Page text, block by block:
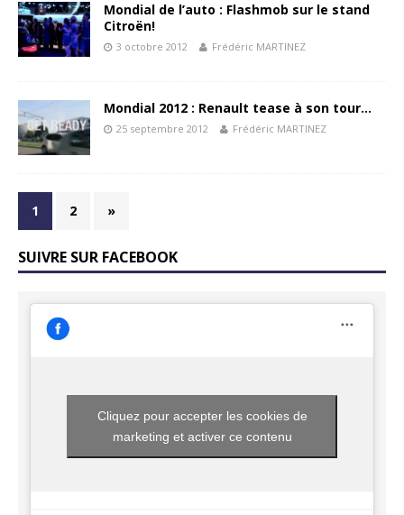
Mondial de l’auto : Flashmob sur le stand
Citroën!
3 octobre 2012 Frédéric MARTINEZ
Mondial 2012 : Renault tease à son tour…
25 septembre 2012 Frédéric MARTINEZ
1 2 »
SUIVRE SUR FACEBOOK
Cliquez pour accepter les cookies de
marketing et activer ce contenu